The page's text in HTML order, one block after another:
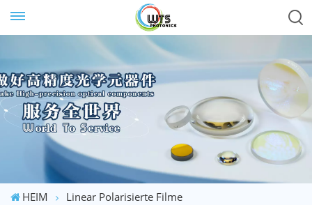
HEIM Linear Polarisierte Filme